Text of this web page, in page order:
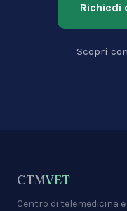
Scopri
CTMVET
Centro di telemedicina